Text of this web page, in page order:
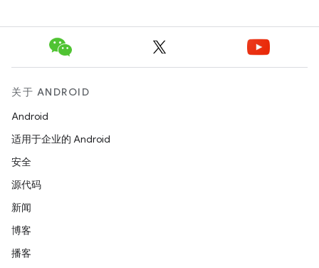
关于 ANDROID
Android
适用于企业的 Android
安全
源代码
新闻
博客
播客